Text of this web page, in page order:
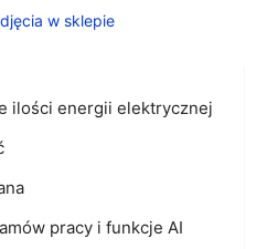
w sklepie
ilości energii elektrycznej
pracy i funkcje AI